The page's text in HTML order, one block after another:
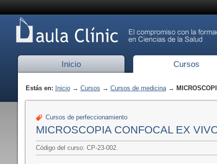
Inicio Cursos
Estás en: Inicio→ Cursos → Cursos de medicina→
Cursos de perfeccionamiento
MICROSCOPIA CONFOCAL EX
Código del curso: CP-23-002.